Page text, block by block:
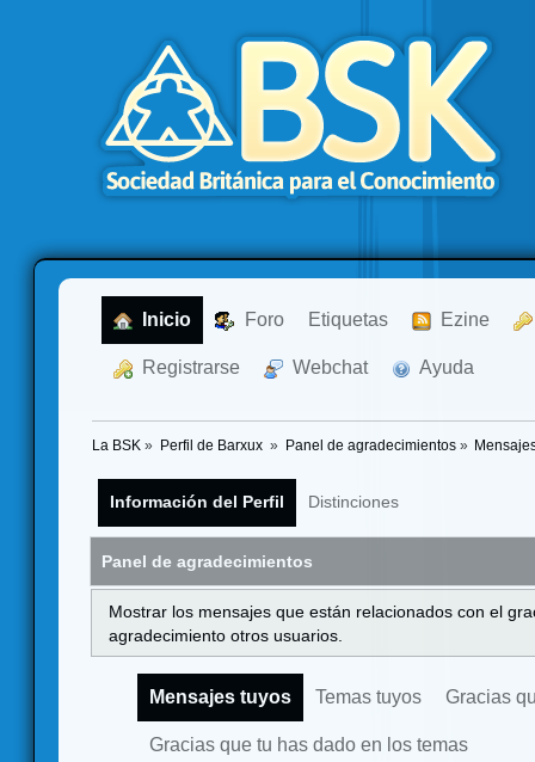
Inicio Foro Etiquetas Ezine
Registrarse Webchat Ayuda
La BSK » Perfil de Barxux » Panel de agradecimientos»
Información del Perfil Distinciones
Panel de agradecimientos
Mostrar los mensajes que están relacionados con el
agradecimiento otros usuarios.
Mensajes tuyos Temas tuyos Gracias
Gracias que tu has dado en los temas